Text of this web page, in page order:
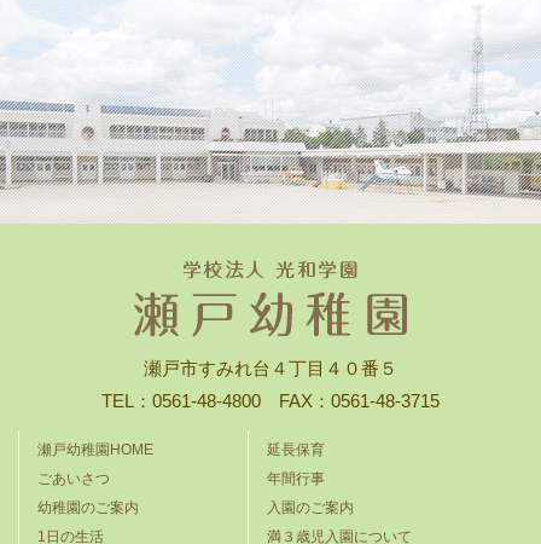
瀬戸市すみれ台４丁目４０番５
TEL：0561-48-4800 FAX：0561-48-3715
瀬戸幼稚園HOME
ごあいさつ
幼稚園のご案内
1日の生活
延長保育
年間行事
入園のご案内
満３歳児入園について